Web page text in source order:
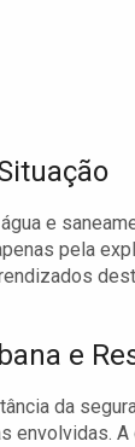
e
pela
e
da